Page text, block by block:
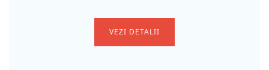
VEZI DETALII